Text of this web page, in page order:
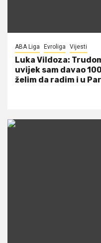
ABA Liga Evroliga Vijesti
Luka Vildoza:
uvijek sam davao
želim da radim i u